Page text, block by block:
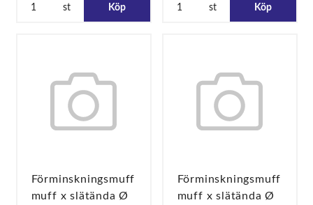
st Köp st Köp
Förminskningsmuff
muff x slätända Ø
Förminskningsmuff
muff x slätända Ø